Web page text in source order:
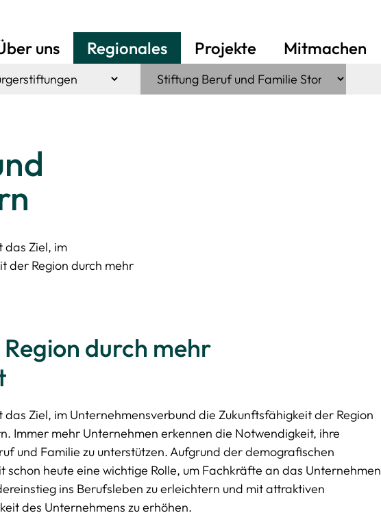
uns Regionales Projekte Mitmachen
das Ziel, im
der Region durch mehr
durch mehr
Ziel, im Unternehmensverbund die Zukunftsfähigkeit der Region
Immer mehr Unternehmen erkennen die Notwendigkeit, ihre
und Familie zu unterstützen. Aufgrund der demografischen
heute eine wichtige Rolle, um Fachkräfte an das Unternehmen
ins Berufsleben zu erleichtern und mit attraktiven
des Unternehmens zu erhöhen.